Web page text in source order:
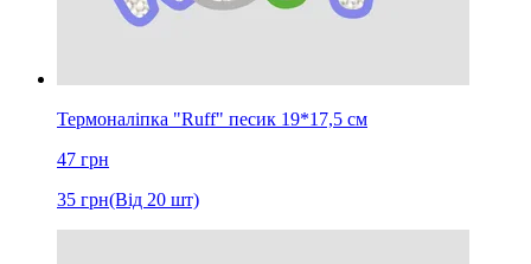
Термоналіпка "Ruff" песик 19*17,5 см
47 грн
35 грн(Від 20 шт)